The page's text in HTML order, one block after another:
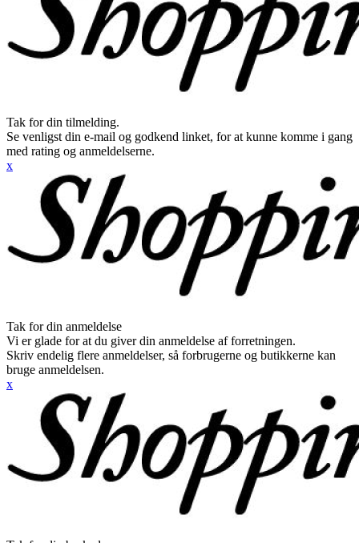
Tak for din tilmelding.
Se venligst din e-mail og godkend linket, for at kunne komme i gang
med rating og anmeldelserne.
x
Tak for din anmeldelse
Vi er glade for at du giver din anmeldelse af forretningen.
Skriv endelig flere anmeldelser, så forbrugerne og butikkerne kan
bruge anmeldelsen.
x